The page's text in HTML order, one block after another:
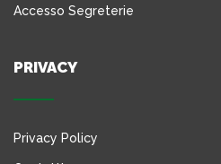
Accesso Segreterie
PRIVACY
Privacy Policy